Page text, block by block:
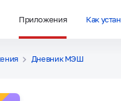
Приложения Как
Дневник МЭШ